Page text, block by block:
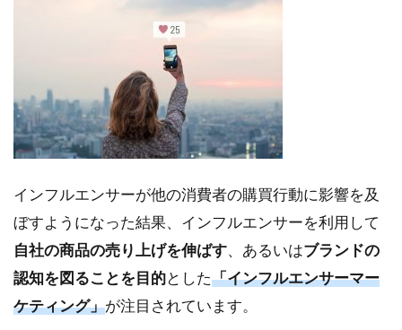
が期
待で
きる
効果
測定
がし
やす
い
6
インフルエンサーが他の消費者の購買行動に影響を及
ぼすようになった結果、インフルエンサーを利用して
自社の商品の売り上げを伸ばす、あるいはブランドの
認知を図ることを目的とした「インフルエンサーマー
ケティング」が注目されています。